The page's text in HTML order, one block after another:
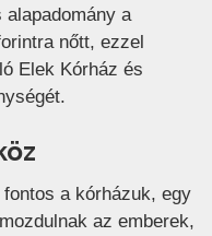
a
nőtt, ezzel
Elek Kórház és
a kórházuk, egy
az emberek,